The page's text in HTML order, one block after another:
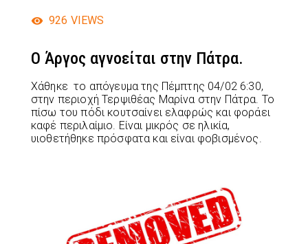
926 VIEWS
Ο Άργος αγνοείται στην Πάτρα.
Χάθηκε το απόγευμα της Πέμπτης 04/02 6:30,
στην περιοχή Τερψιθέας Μαρίνα στην Πάτρα. Το
πίσω του πόδι κουτσαίνει ελαφρώς και φοράει
καφέ περιλαίμιο. Είναι μικρός σε ηλικία,
υιοθετήθηκε πρόσφατα και είναι φοβισμένος.